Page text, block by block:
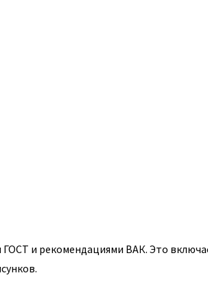
и рекомендациями ВАК. Это